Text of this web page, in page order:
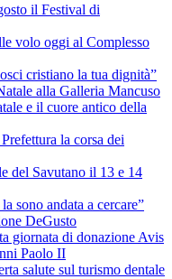
il Festival di
volo oggi al Complesso
cristiano la tua dignità”
alla Galleria Mancuso
e il cuore antico della
la corsa dei
del Savutano il 13 e 14
sono andata a cercare”
DeGusto
giornata di donazione Avis
Paolo II
salute sul turismo dentale